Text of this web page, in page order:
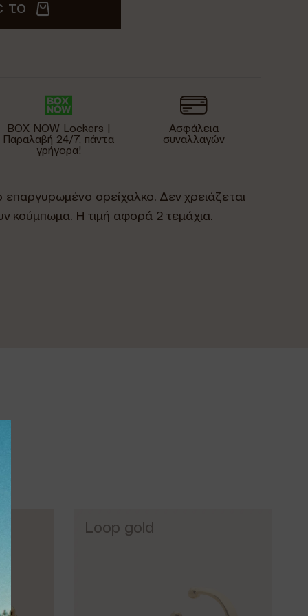
το
BOX NOW Lockers |
Παραλαβή 24/7, πάντα
γρήγορα!
Ασφάλεια
συναλλαγών
ορείχαλκο. Δεν χρειάζεται
κούμπωμα. Η τιμή αφορά 2 τεμάχια.
Loop gold